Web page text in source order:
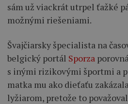
sám už viackrát utrpel ťažké
možnými riešeniami.
Švajčiarsky špecialista na
belgický portál Sporza
s inými rizikovými športmi a
matka mu ako dieťaťu
lyžiarom, pretože to